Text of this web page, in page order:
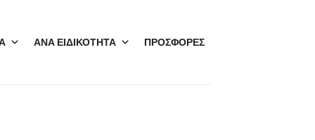
ΑΝΑ ΕΙΔΙΚΟΤΗΤΑ ΠΡΟΣΦΟΡΕΣ